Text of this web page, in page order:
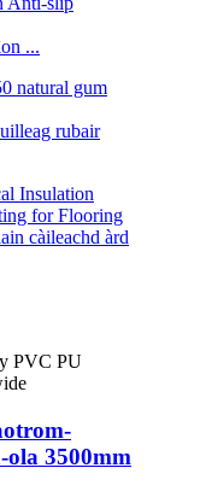
...
rubair
càileachd àrd
ola 3500mm